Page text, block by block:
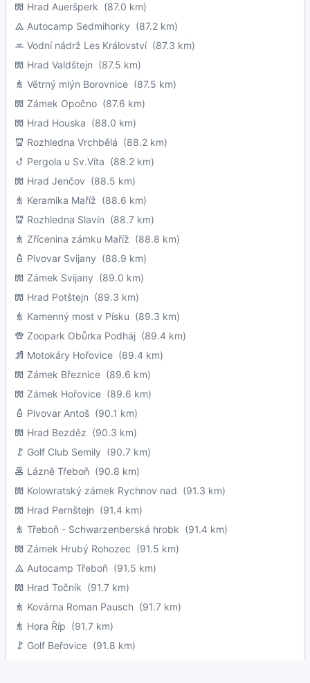
Hrad Aueršperk (87.0 km)
Autocamp Sedmihorky (87.2 km)
Vodní nádrž Les Království(87.3 km)
Hrad Valdštejn (87.5 km)
Větrný mlýn Borovnice (87.5 km)
Zámek Opočno (87.6 km)
Hrad Houska (88.0 km)
Rozhledna Vrchbělá (88.2 km)
Pergola u Sv.Víta (88.2 km)
Hrad Jenčov (88.5 km)
Keramika Maříž (88.6 km)
Rozhledna Slavín (88.7 km)
Zřícenina zámku Maříž (88.8 km)
Pivovar Svijany (88.9 km)
Zámek Svijany (89.0 km)
Hrad Potštejn (89.3 km)
Kamenný most v Písku (89.3 km)
Zoopark Obůrka Podháj (89.4 km)
Motokáry Hořovice (89.4 km)
Zámek Březnice (89.6 km)
Zámek Hořovice (89.6 km)
Pivovar Antoš (90.1 km)
Hrad Bezděz (90.3 km)
Golf Club Semily (90.7 km)
Lázně Třeboň (90.8 km)
Kolowratský zámek Rychnov nad (91.3 km)
Hrad Pernštejn (91.4 km)
Třeboň - Schwarzenberská hrobk (91.4 km)
Zámek Hrubý Rohozec (91.5 km)
Autocamp Třeboň (91.5 km)
Hrad Točník (91.7 km)
Kovárna Roman Pausch (91.7 km)
Hora Říp (91.7 km)
Golf Beřovice (91.8 km)